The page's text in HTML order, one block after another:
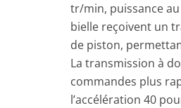
tr/min, puissance au
bielle reçoivent un
de piston,
La transmission à
commandes plus
l’accélération 40